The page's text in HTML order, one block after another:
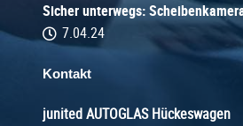
Sicher unterwegs:
7.04.24
Kontakt
junited AUTOGLAS Hückeswagen